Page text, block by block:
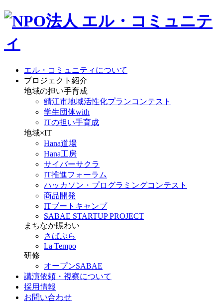
エル・コミュニティについて
プロジェクト紹介
地域の担い手育成
鯖江市地域活性化プランコンテスト
学生団体with
ITの担い手育成
地域×IT
Hana道場
Hana工房
サイバーサクラ
IT推進フォーラム
ハッカソン・プログラミングコンテスト
商品開発
ITブートキャンプ
SABAE STARTUP PROJECT
まちなか賑わい
さばぷら
La Tempo
研修
オープンSABAE
講演依頼・視察について
採用情報
お問い合わせ